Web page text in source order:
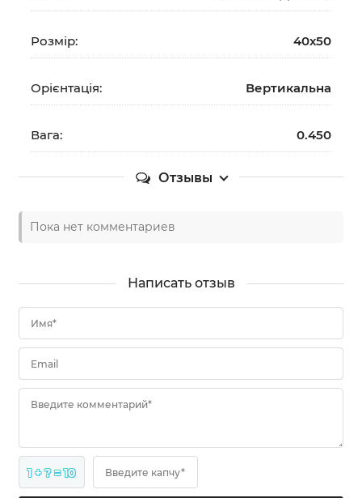
Розмір: 40х50
Орієнтація: Вертикальна
Вага: 0.450
Отзывы
Пока нет комментариев
Написать отзыв
Имя*
Email
Введите комментарий*
1 + ? = 10 Введите капчу*